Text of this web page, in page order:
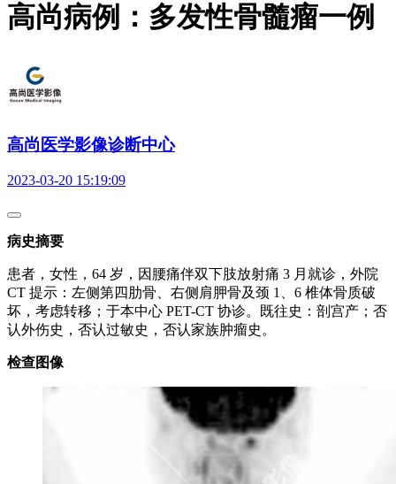
高尚病例：多发性骨髓瘤一例
高尚医学影像诊断中心
2023-03-20 15:19:09
病史摘要
患者，女性，64 岁，因腰痛伴双下肢放射痛 3 月就诊，外院
CT 提示：左侧第四肋骨、右侧肩胛骨及颈 1、6 椎体骨质破
坏，考虑转移；于本中心 PET-CT 协诊。既往史：剖宫产；否
认外伤史，否认过敏史，否认家族肿瘤史。
检查图像